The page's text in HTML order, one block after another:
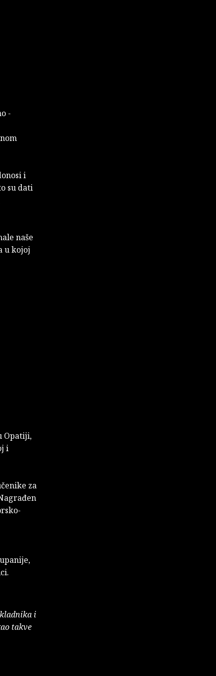
-
i
su dati
naše
u kojoj
Opatiji,
i
za
i
takve